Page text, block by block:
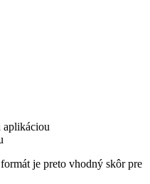
aplikáciou
je preto vhodný skôr pre